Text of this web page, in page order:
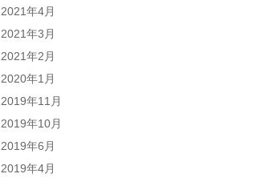
2021年4月
2021年3月
2021年2月
2020年1月
2019年11月
2019年10月
2019年6月
2019年4月